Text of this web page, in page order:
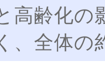
高齢化の
、全体の